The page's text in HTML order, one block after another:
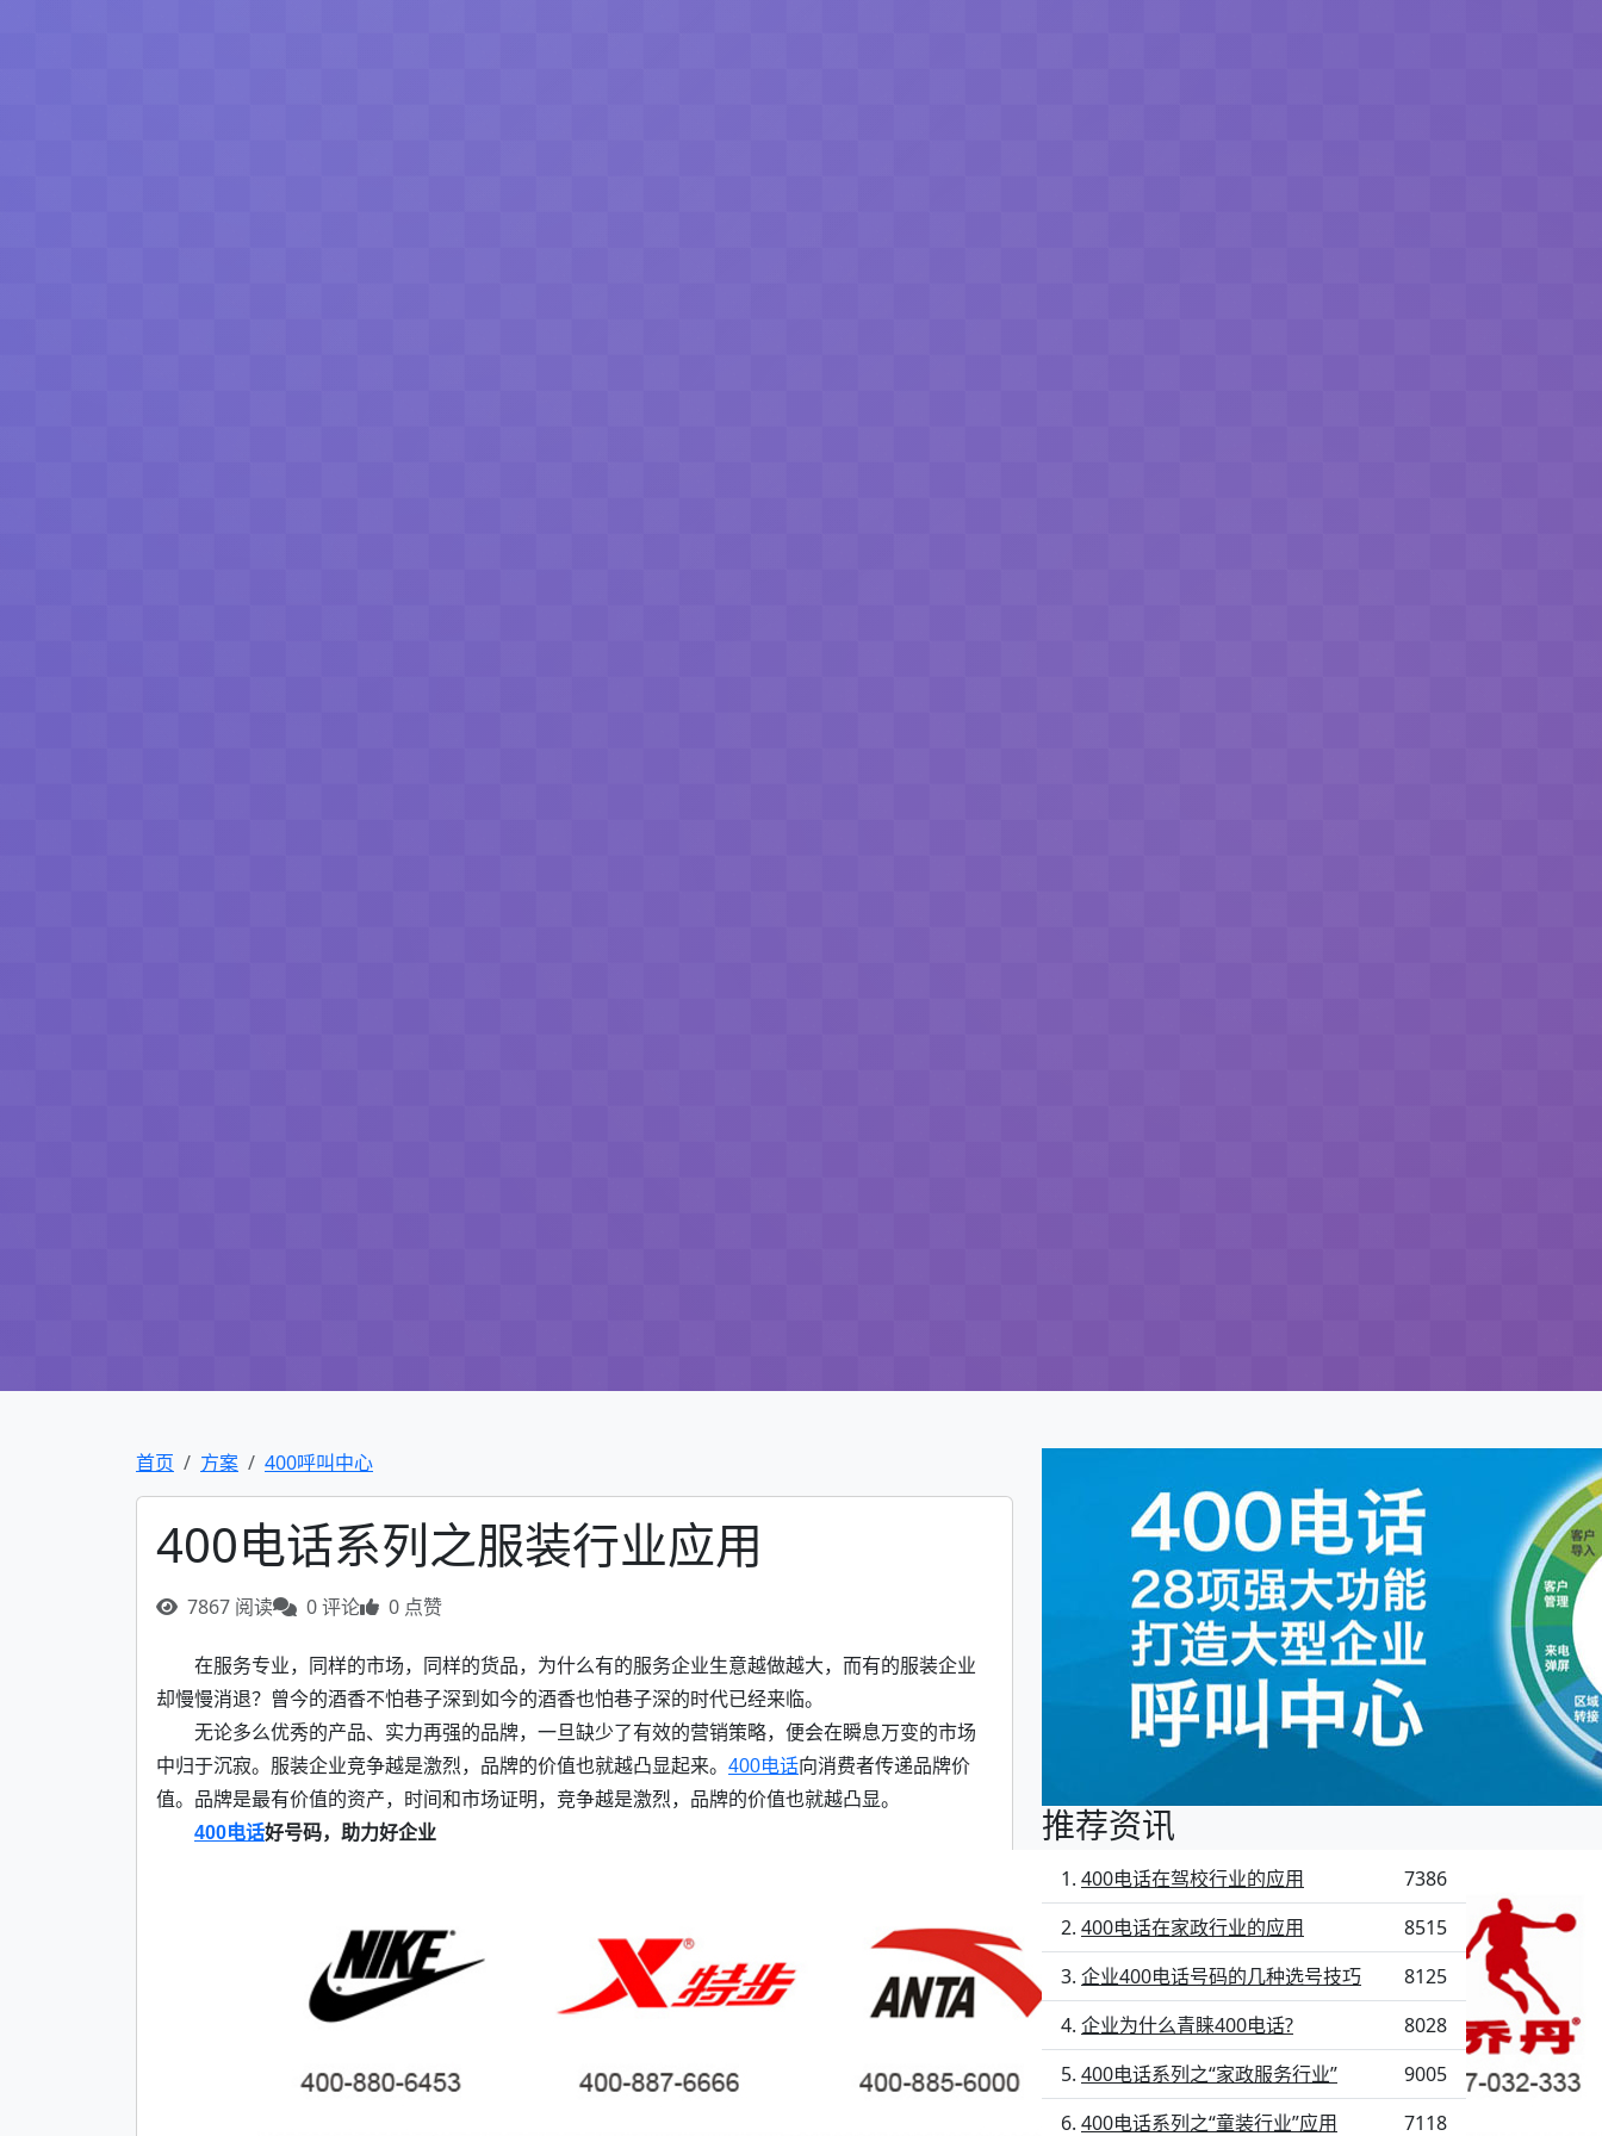
首页 方案 400呼叫中心
400电话系列之服装行业应用
7867 阅读 0 评论 0 点赞
在服务专业，同样的市场，同样的货品，为什么有的服务企业生意越做越大，而有的服装企业
却慢慢消退？曾今的酒香不怕巷子深到如今的酒香也怕巷子深的时代已经来临。
无论多么优秀的产品、实力再强的品牌，一旦缺少了有效的营销策略，便会在瞬息万变的市场
中归于沉寂。服装企业竞争越是激烈，品牌的价值也就越凸显起来。 400电话向消费者传递品牌价
值。品牌是最有价值的资产，时间和市场证明，竞争越是激烈，品牌的价值也就越凸显。
400电话好号码，助力好企业 推荐资讯
400电话在驾校行业的应用
7386
400电话在家政行业的应用
8515
企业400电话号码的几种选号技巧
8125
企业为什么青睐400电话?
8028
400电话系列之“家政服务行业”
9005
400电话系列之“童装行业”应用
7118